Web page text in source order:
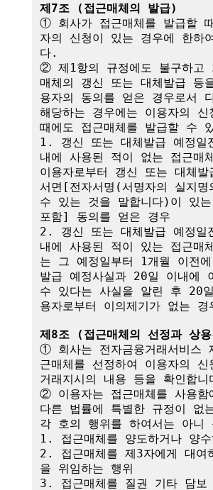
제7조 (접근매체의 발급)
① 회사가 접근매체를 발급할
자의 신청이 있는 경우에 한하
다.
② 제1항의 규정에도 불구하고
매체의 갱신 또는 대체발급 등
용자의 동의를 얻은 경우로서
해당하는 경우에는 이용자의 신
때에도 접근매체를 발급할 수
1. 갱신 또는 대체발급 예정일
내에 사용된 적이 없는 접근매
이용자로부터 갱신 또는 대체발
서면[전자서명(서명자의 실지명
수 있는 것을 말합니다)이 있는
포함] 동의를 얻은 경우
2. 갱신 또는 대체발급 예정일
내에 사용된 적이 있는 접근매
는 그 예정일부터 1개월 이전에
발급 예정사실과 20일 이내에
수 있다는 사실을 알린 후 20
용자로부터 이의제기가 없는 경
제8조 (접근매체의 선정과 상
① 회사는 전자금융거래서비스
근매체를 선정하여 이용자의
거래지시의 내용 등을 확인합니
② 이용자는 접근매체를 사용함
다른 법률에 특별한 규정이 없
각 호의 행위를 하여서는 아니
1. 접근매체를 양도하거나 양
2. 접근매체를 제3자에게 대여
을 위임하는 행위
3. 접근매체를 질권 기타 담보